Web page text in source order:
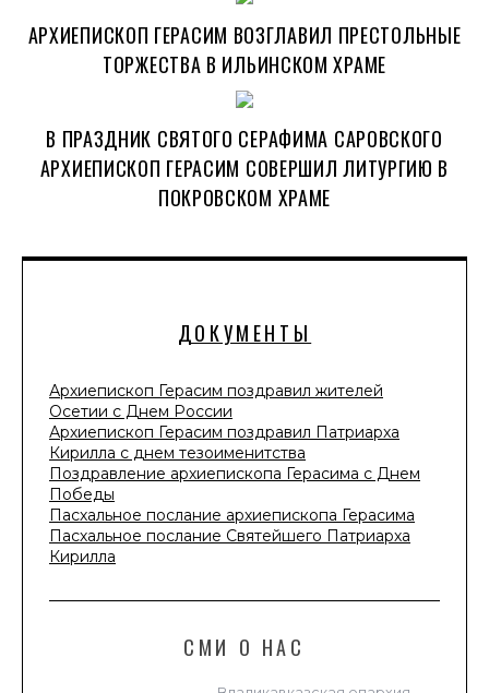
ДОКУМЕНТЫ
Архиепископ Герасим поздравил жителей
Осетии с Днем России
Архиепископ Герасим поздравил Патриарха
Кирилла с днем тезоименитства
Поздравление архиепископа Герасима с Днем
Победы
Пасхальное послание архиепископа Герасима
Пасхальное послание Святейшего Патриарха
Кирилла
СМИ О НАС
АРХИЕПИСКОП ГЕРАСИМ ВОЗГЛАВИЛ ПРЕСТОЛЬНЫЕ
ТОРЖЕСТВА В ИЛЬИНСКОМ ХРАМЕ
В ПРАЗДНИК СВЯТОГО СЕРАФИМА САРОВСКОГО
АРХИЕПИСКОП ГЕРАСИМ СОВЕРШИЛ ЛИТУРГИЮ В
ПОКРОВСКОМ ХРАМЕ